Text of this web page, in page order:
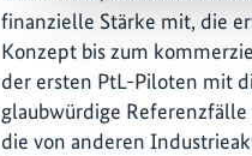
finanzielle Stärke mit, die
Konzept bis zum
der ersten PtL-Piloten mit
glaubwürdige
die von anderen